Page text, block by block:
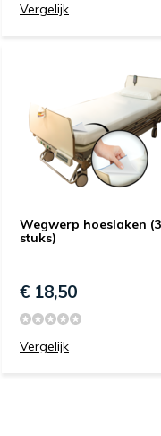
Vergelijk
Wegwerp hoeslaken (3
stuks)
€ 18,50
Vergelijk